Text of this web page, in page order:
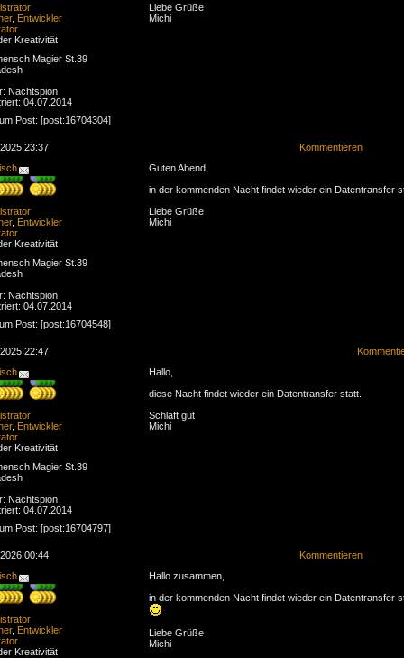
, Entwickler
Kreativität
Magier St.39
Nachtspion
04.07.2014
Post: [post:16704304]
Liebe Grüße
Michi
23:37
Kommentieren
, Entwickler
Kreativität
Magier St.39
Nachtspion
04.07.2014
Post: [post:16704548]
Guten Abend,
in der kommenden Nacht findet wieder ein Datentransfer
Liebe Grüße
Michi
22:47
, Entwickler
Kreativität
Magier St.39
Nachtspion
04.07.2014
Post: [post:16704797]
Hallo,
diese Nacht findet wieder ein Datentransfer statt.
Schlaft gut
Michi
00:44
Kommentieren
, Entwickler
Kreativität
Hallo zusammen,
in der kommenden Nacht findet wieder ein Datentransfer
Liebe Grüße
Michi